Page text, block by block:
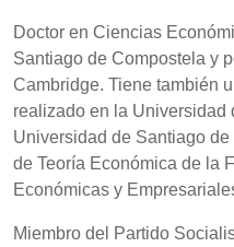
Doctor en Ciencias
Santiago de Compostela y
Cambridge. Tiene también
realizado en la Universidad
Universidad de Santiago
de Teoría Económica de la
Económicas y
Miembro del Partido